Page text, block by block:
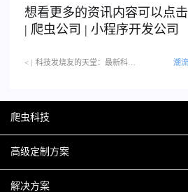
想看更多的资讯内容可以点击
| 爬虫公司 | 小程序开发公司
< |
爬虫科技
爬虫案例
关于爬虫
高级定制方案
H5互动营销
解决方案